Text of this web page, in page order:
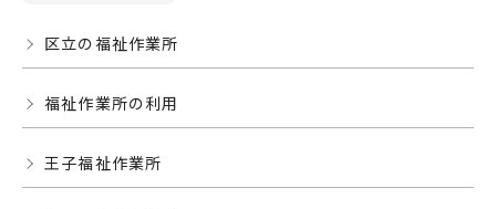
区立の福祉作業所
福祉作業所の利用
王子福祉作業所